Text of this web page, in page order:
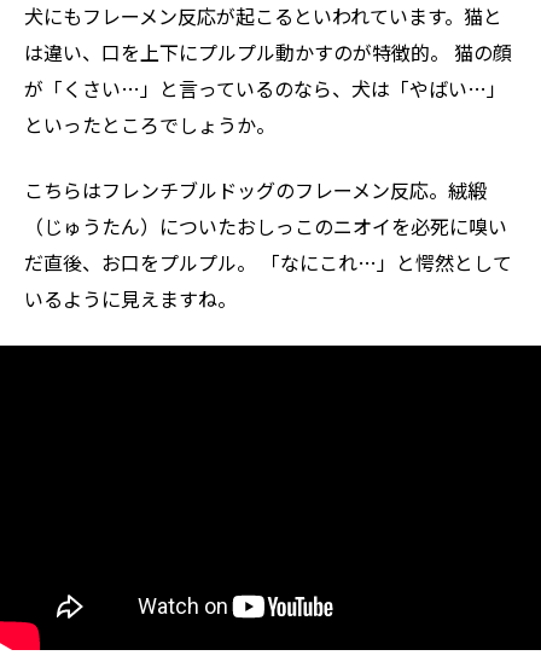
犬にもフレーメン反応が起こるといわれています。猫と
は違い、口を上下にプルプル動かすのが特徴的。 猫の顔
が「くさい…」と言っているのなら、犬は「やばい…」
といったところでしょうか。
こちらはフレンチブルドッグのフレーメン反応。絨緞
（じゅうたん）についたおしっこのニオイを必死に嗅い
だ直後、お口をプルプル。 「なにこれ…」と愕然として
いるように見えますね。